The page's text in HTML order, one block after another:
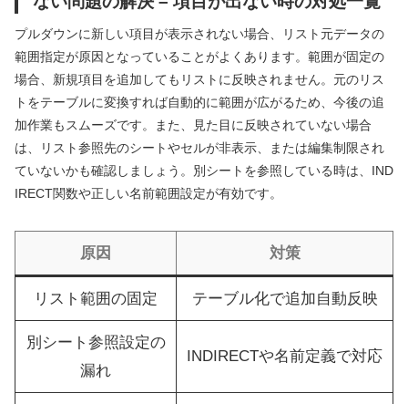
プルダウンに新しい項目が表示されない場合、リスト元データの
範囲指定が原因となっていることがよくあります。範囲が固定の
場合、新規項目を追加してもリストに反映されません。元のリス
トをテーブルに変換すれば自動的に範囲が広がるため、今後の追
加作業もスムーズです。また、見た目に反映されていない場合
は、リスト参照先のシートやセルが非表示、または編集制限され
ていないかも確認しましょう。別シートを参照している時は、IND
IRECT関数や正しい名前範囲設定が有効です。
原因 対策
リスト範囲の固定 テーブル化で追加自動反映
別シート参照設定の
漏れ
INDIRECTや名前定義で対応